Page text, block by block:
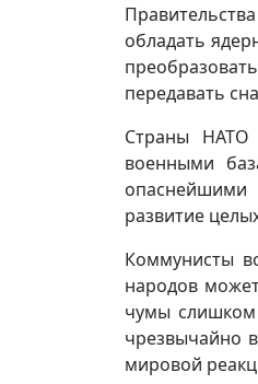
обладать
передавать
Страны НАТО
военными
опаснейшими
развитие
Коммунисты
народов
чумы слишком
чрезвычайно
мировой